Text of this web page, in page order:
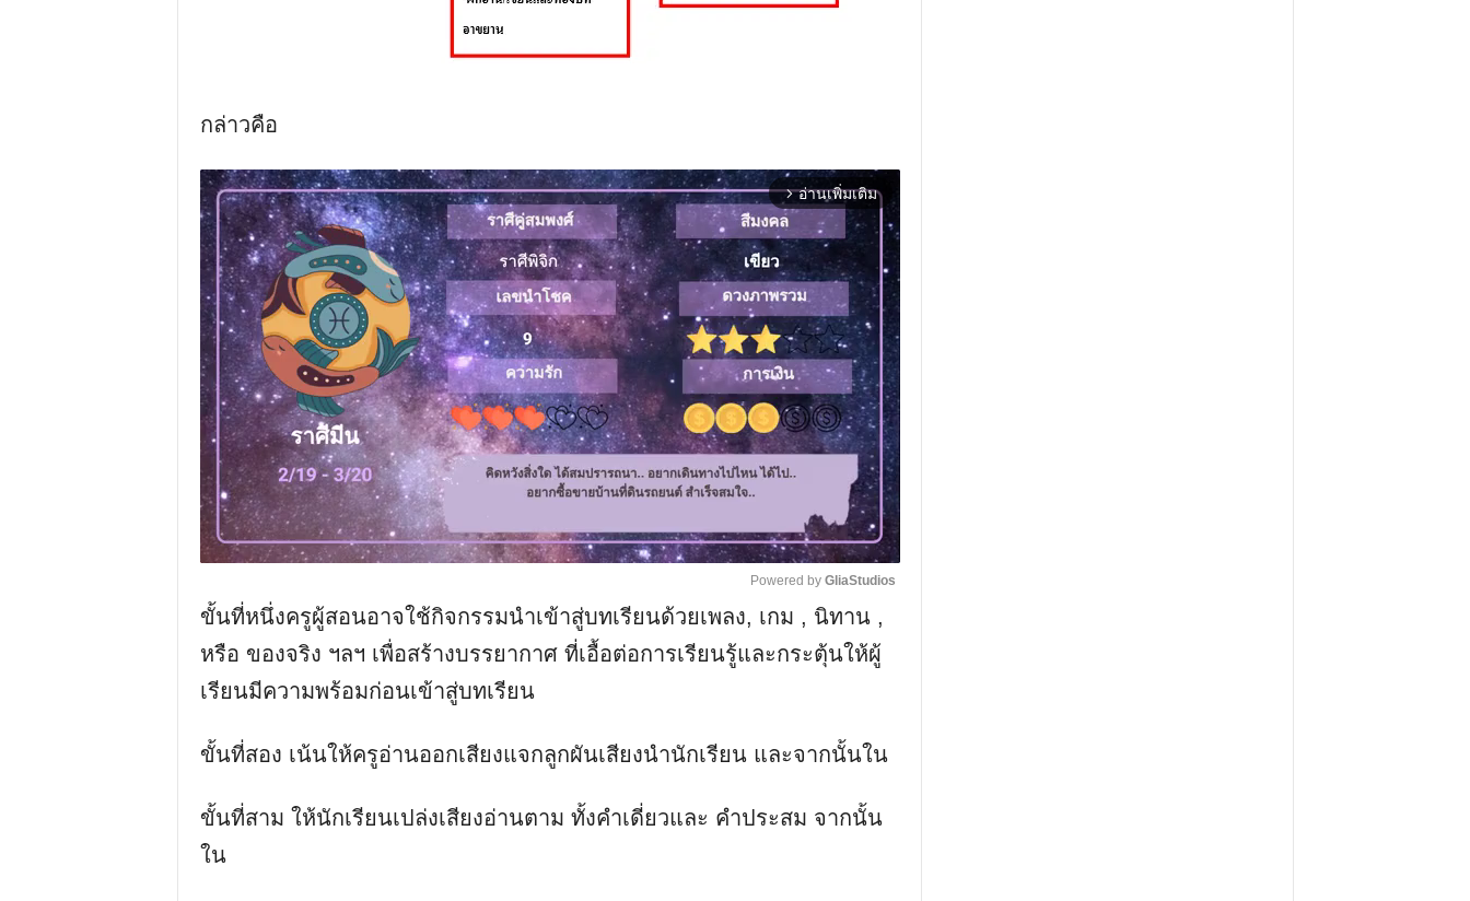
กล่าวคือ
arrow_forward_ios อ่านเพิ่มเติม
Powered by GliaStudios
ขั้นที่หนึ่งครูผู้สอนอาจใช้กิจกรรมนำเข้าสู่บทเรียนด้วยเพลง, เกม , นิทาน ,
หรือ ของจริง ฯลฯ เพื่อสร้างบรรยากาศ ที่เอื้อต่อการเรียนรู้และกระตุ้นให้ผู้
เรียนมีความพร้อมก่อนเข้าสู่บทเรียน
ขั้นที่สอง เน้นให้ครูอ่านออกเสียงแจกลูกผันเสียงนำนักเรียน และจากนั้นใน
ขั้นที่สาม ให้นักเรียนเปล่งเสียงอ่านตาม ทั้งคำเดี่ยวและ คำประสม จากนั้น
ใน